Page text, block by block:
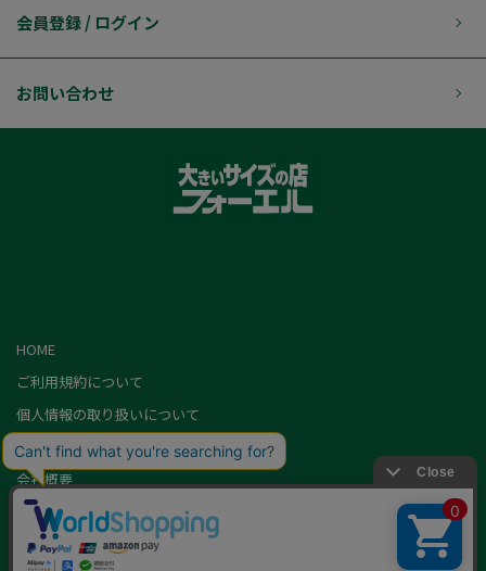
会員登録 / ログイン
お問い合わせ
HOME
ご利用規約について
個人情報の取り扱いについて
特定商取引に基づく表記
会社概要
カード会員（情報変更/ポイント照会）
お問い合わせ